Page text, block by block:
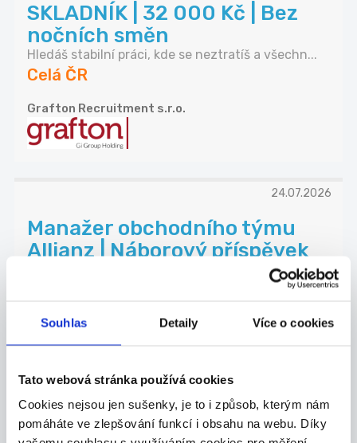
Souhlas Detaily Více o cookies
Tato webová stránka používá cookies
Cookies nejsou jen sušenky, je to i způsob, kterým nám
pomáháte ve zlepšování funkcí i obsahu na webu. Díky
SKLADNÍK | 32 000 Kč | Bez
nočních směn
Hledáš stabilní práci, kde se neztratíš a všechn...
Celá ČR
Grafton Recruitment s.r.o.
24.07.2026
Manažer obchodního týmu
Allianz | Náborový příspěvek
Přidejte se k Allianz, největší pojišťovně na sv...
Jan Koudelka
DOPORUČUJEME
Obchodní zástupce pro